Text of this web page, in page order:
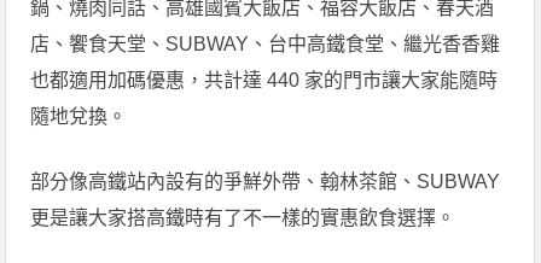
鍋、燒肉同話、高雄國賓大飯店、福容大飯店、春天酒
店、饗食天堂、SUBWAY、台中高鐵食堂、繼光香香雞
也都適用加碼優惠，共計達 440 家的門市讓大家能隨時
隨地兌換。
部分像高鐵站內設有的爭鮮外帶、翰林茶館、SUBWAY
更是讓大家搭高鐵時有了不一樣的實惠飲食選擇。